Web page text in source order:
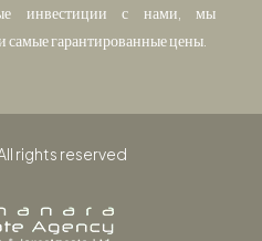
инвестиции с нами, мы
самые гарантированные цены.
rights reserved